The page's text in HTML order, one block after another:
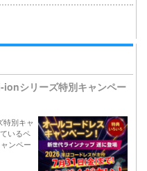
ionシリーズ特別キャンペー
特別キャ
いるペ
ンペー